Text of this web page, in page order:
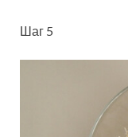
Шаг 5